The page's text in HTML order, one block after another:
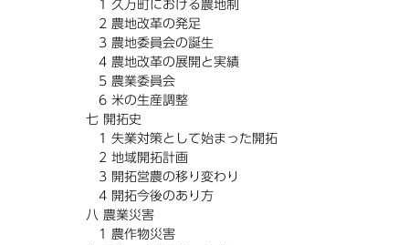
1 久万町における農地制
2 農地改革の発足
3 農地委員会の誕生
4 農地改革の展開と実績
5 農業委員会
6 米の生産調整
七 開拓史
1 失業対策として始まった開拓
2 地域開拓計画
3 開拓営農の移り変わり
4 開拓今後のあり方
八 農業災害
1 農作物災害